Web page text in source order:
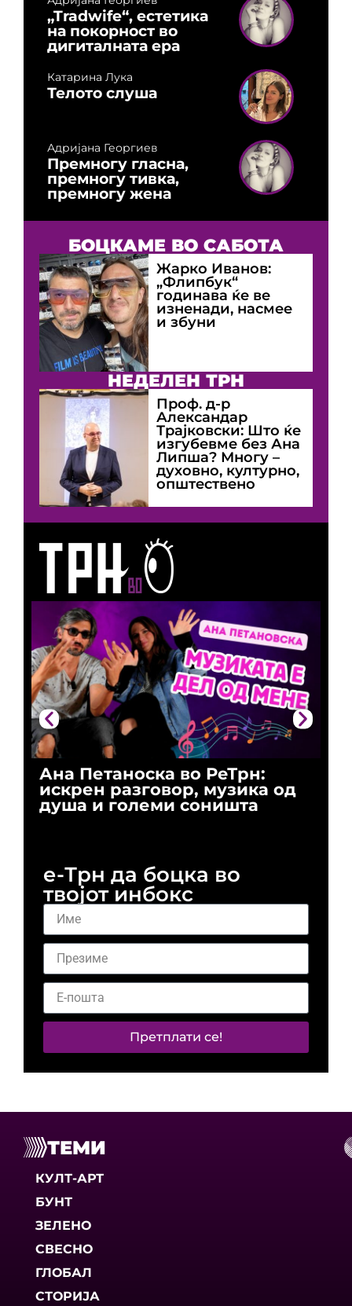
Ана Петаноска во РеТрн:
искрен разговор, музика од
душа и големи соништа
„Tradwife“, естетика
на покорност во
дигиталната ера
Катарина Лука
Телото слуша
Адријана Георгиев
Премногу гласна,
премногу тивка,
премногу жена
БОЦКАМЕ ВО САБОТА
Жарко Иванов:
„Флипбук“
годинава ќе ве
изненади, насмее
и збуни
НЕДЕЛЕН ТРН
Проф. д-р
Александар
Трајковски: Што ќе
изгубевме без Ана
Липша? Многу –
духовно, културно,
општествено
е-Трн да боцка во
твојот инбокс
Претплати се!
ТЕМИ
КУЛТ-АРТ
БУНТ
ЗЕЛЕНО
СВЕСНО
ГЛОБАЛ
СТОРИЈА